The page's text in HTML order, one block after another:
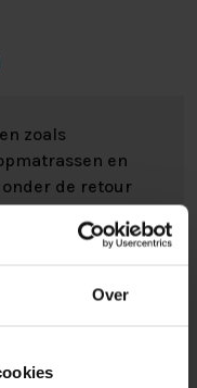
Over
zoals
en
onder de retour
ons retour
een bestelling